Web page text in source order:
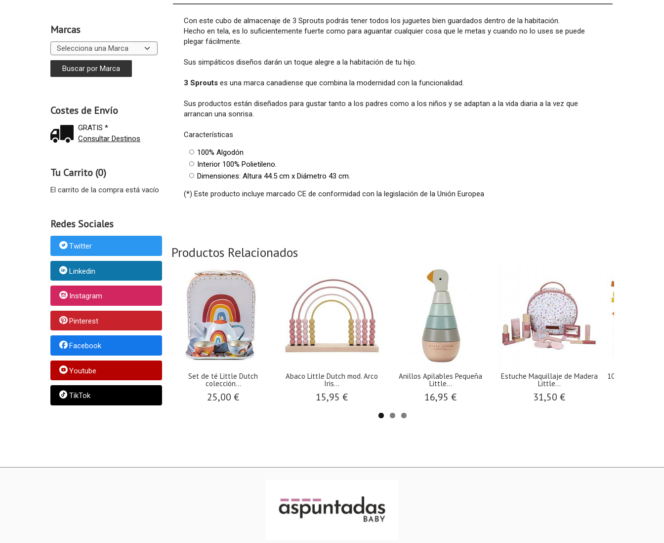
Marcas
Costes de Envío
GRATIS *
Consultar Destinos
Tu Carrito (0)
El carrito de la compra está vacío
Redes Sociales
Twitter
Linkedin
Instagram
Pinterest
Facebook
Youtube
TikTok
Con este cubo de almacenaje de 3 Sprouts podrás tener todos los juguetes bien guardados dentro de la habitación.
Hecho en tela, es lo suficientemente fuerte como para aguantar cualquier cosa que le metas y cuando no lo uses se puede
plegar fácilmente.
Sus simpáticos diseños darán un toque alegre a la habitación de tu hijo.
3 Sprouts es una marca canadiense que combina la modernidad con la funcionalidad.
Sus productos están diseñados para gustar tanto a los padres como a los niños y se adaptan a la vida diaria a la vez que
arrancan una sonrisa.
Características
100% Algodón
Interior 100% Polietileno.
Dimensiones: Altura 44.5 cm x Diámetro 43 cm.
(*) Este producto incluye marcado CE de conformidad con la legislación de la Unión Europea
Productos Relacionados
Set de té Little Dutch
colección...
25,00 €
Abaco Little Dutch mod. Arco
Iris...
15,95 €
Anillos Apilables Pequeña
Little...
16,95 €
Estuche Maquillaje de Madera
Little...
31,50 €
100 cubos para